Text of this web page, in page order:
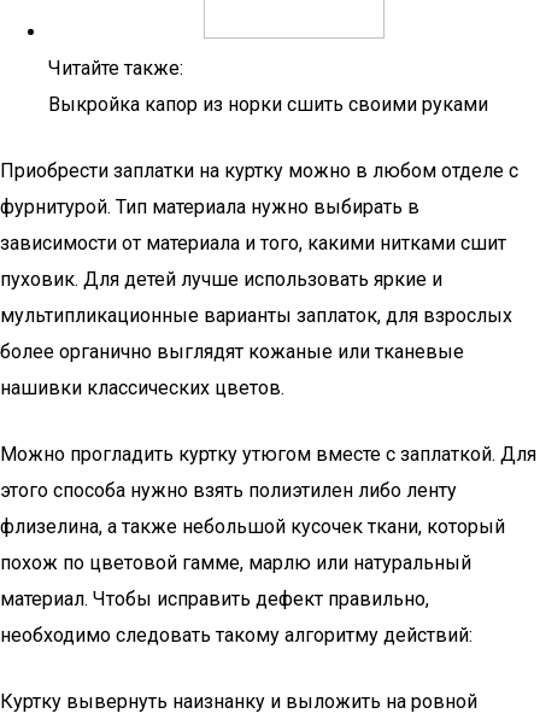
Читайте также:
Выкройка капор из норки сшить своими руками
Приобрести заплатки на куртку можно в любом отделе с
фурнитурой. Тип материала нужно выбирать в
зависимости от материала и того, какими нитками сшит
пуховик. Для детей лучше использовать яркие и
мультипликационные варианты заплаток, для взрослых
более органично выглядят кожаные или тканевые
нашивки классических цветов.
Можно прогладить куртку утюгом вместе с заплаткой. Для
этого способа нужно взять полиэтилен либо ленту
флизелина, а также небольшой кусочек ткани, который
похож по цветовой гамме, марлю или натуральный
материал. Чтобы исправить дефект правильно,
необходимо следовать такому алгоритму действий:
Куртку вывернуть наизнанку и выложить на ровной